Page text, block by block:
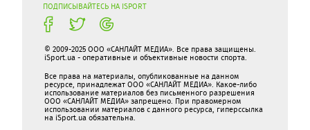
ПОДПИСЫВАЙТЕСЬ НА ISPORT
© 2009-2025 ООО «САНЛАЙТ МЕДИА». Все права защищены.
iSport.ua - оперативные и объективные новости спорта.
Все права на материалы, опубликованные на данном
ресурсе, принадлежат ООО «САНЛАЙТ МЕДИА». Какое-либо
использование материалов без письменного разрешения
ООО «САНЛАЙТ МЕДИА» запрещено. При правомерном
использовании материалов с данного ресурса, гиперссылка
на iSport.ua обязательна.